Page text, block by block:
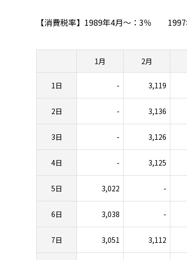
【消費税率】 1989年4月～：3％
1月 2月
1日 - 3,119
2日 - 3,136
3日 - 3,126
4日 - 3,125
5日 3,022 -
6日 3,038 -
7日 3,051 3,112